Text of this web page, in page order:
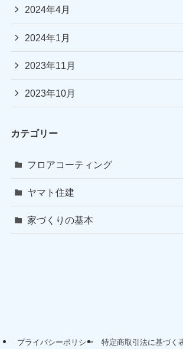
2024年4月
2024年1月
2023年11月
2023年10月
カテゴリー
フロアコーティング
ヤマト住建
家づくりの基本
プライバシーポリシー 特定商取引法に基づく